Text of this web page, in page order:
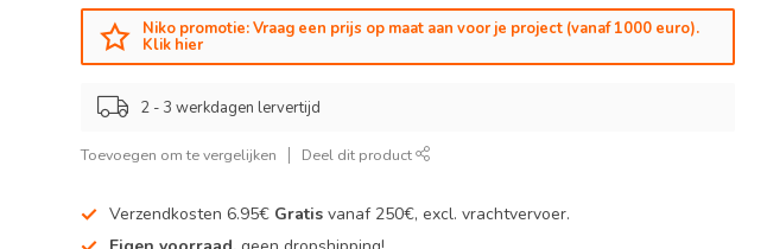
Niko promotie: Vraag een prijs op maat aan voor je project (vanaf 1000 euro).
Klik hier
2 - 3 werkdagen lervertijd
Toevoegen om te vergelijken Deel dit product
Verzendkosten 6.95€ Gratis vanaf 250€, excl. vrachtvervoer.